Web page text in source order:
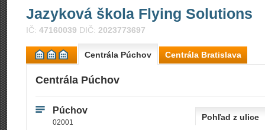
Jazyková škola Flying Solutions
IČ: 47160039 DIČ: 2023773697
Centrála Púchov Centrála Bratislava
Centrála Púchov
Púchov
02001
Pohľad z ulice